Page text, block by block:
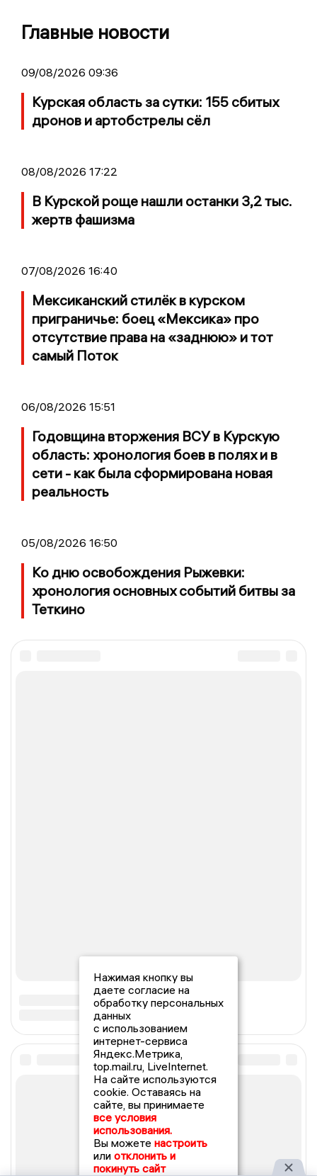
Главные новости
09/08/2026 09:36
Курская область за сутки: 155 сбитых
дронов и артобстрелы сёл
08/08/2026 17:22
В Курской роще нашли останки 3,2 тыс.
жертв фашизма
07/08/2026 16:40
Мексиканский стилёк в курском
приграничье: боец «Мексика» про
отсутствие права на «заднюю» и тот
самый Поток
06/08/2026 15:51
Годовщина вторжения ВСУ в Курскую
область: хронология боев в полях и в
сети - как была сформирована новая
реальность
05/08/2026 16:50
Ко дню освобождения Рыжевки:
хронология основных событий битвы за
Теткино
Нажимая кнопку вы
даете согласие на
обработку персональных
данных
с использованием
интернет-сервиса
Яндекс.Метрика,
top.mail.ru, LiveInternet.
На сайте используются
cookie. Оставаясь на
сайте, вы принимаете
все условия
использования.
Вы можете настроить
или отклонить и
покинуть сайт